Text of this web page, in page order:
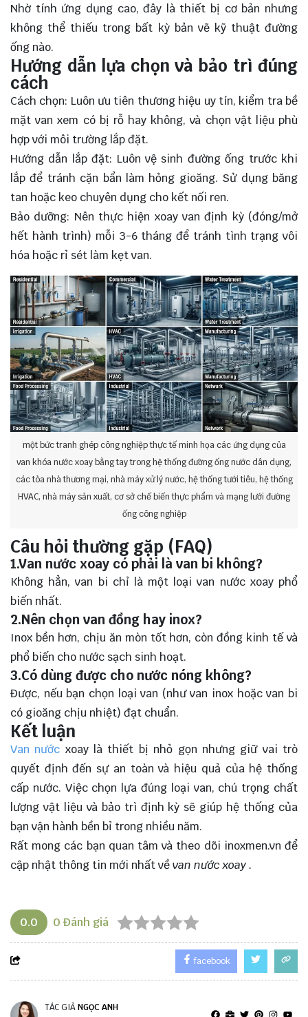
Nhờ tính ứng dụng cao, đây là thiết bị cơ bản nhưng
không thể thiếu trong bất kỳ bản vẽ kỹ thuật đường
ống nào.
Hướng dẫn lựa chọn và bảo trì đúng
cách
Cách chọn: Luôn ưu tiên thương hiệu uy tín, kiểm tra bề
mặt van xem có bị rỗ hay không, và chọn vật liệu phù
hợp với môi trường lắp đặt.
Hướng dẫn lắp đặt: Luôn vệ sinh đường ống trước khi
lắp để tránh cặn bẩn làm hỏng gioăng. Sử dụng băng
tan hoặc keo chuyên dụng cho kết nối ren.
Bảo dưỡng: Nên thực hiện xoay van định kỳ (đóng/mở
hết hành trình) mỗi 3-6 tháng để tránh tình trạng vôi
hóa hoặc rỉ sét làm kẹt van.
một bức tranh ghép công nghiệp thực tế minh họa các ứng dụng của
van khóa nước xoay bằng tay trong hệ thống đường ống nước dân dụng,
các tòa nhà thương mại, nhà máy xử lý nước, hệ thống tưới tiêu, hệ thống
HVAC, nhà máy sản xuất, cơ sở chế biến thực phẩm và mạng lưới đường
ống công nghiệp
Câu hỏi thường gặp (FAQ)
1.Van nước xoay có phải là van bi không?
Không hẳn, van bi chỉ là một loại van nước xoay phổ
biến nhất.
2.Nên chọn van đồng hay inox?
Inox bền hơn, chịu ăn mòn tốt hơn, còn đồng kinh tế và
phổ biến cho nước sạch sinh hoạt.
3.Có dùng được cho nước nóng không?
Được, nếu bạn chọn loại van (như van inox hoặc van bi
có gioăng chịu nhiệt) đạt chuẩn.
Kết luận
Van nước xoay là thiết bị nhỏ gọn nhưng giữ vai trò
quyết định đến sự an toàn và hiệu quả của hệ thống
cấp nước. Việc chọn lựa đúng loại van, chú trọng chất
lượng vật liệu và bảo trì định kỳ sẽ giúp hệ thống của
bạn vận hành bền bỉ trong nhiều năm.
Rất mong các bạn quan tâm và theo dõi inoxmen.vn để
cập nhật thông tin mới nhất vềvan nước xoay.
0.0 0 Đánh giá
facebook
TÁC GIẢNGỌC ANH